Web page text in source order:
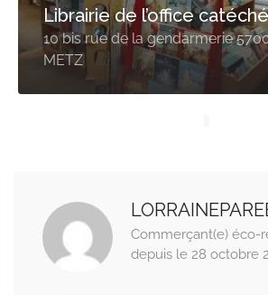
Librairie de l’office
10 bis rue de la gendarmerie
METZ
Commerçant(e) éco-
depuis le 28 octobre